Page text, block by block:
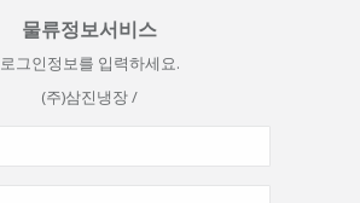
물류정보서비스
로그인정보를 입력하세요.
(주)삼진냉장 /